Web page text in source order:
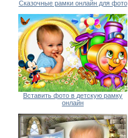
Сказочные рамки онлайн для фото
Вставить фото в детскую рамку
онлайн